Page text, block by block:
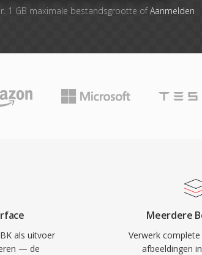
1 GB maximale bestandsgrootte ofAanmelden
als uitvoer
— de
Meerdere
Verwerk
afbeeldingen